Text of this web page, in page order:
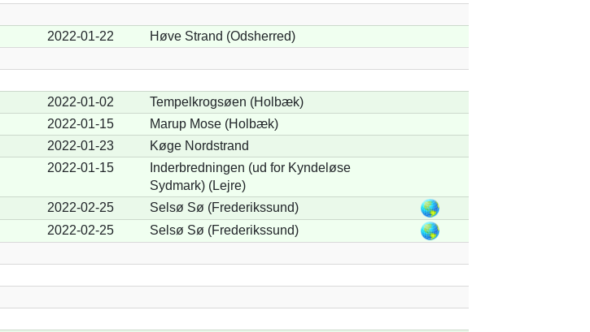
2022-01-22
Høve Strand (Odsherred)
2022-01-02
Tempelkrogsøen (Holbæk)
2022-01-15
Marup Mose (Holbæk)
2022-01-23
Køge Nordstrand
2022-01-15
Inderbredningen (ud for Kyndeløse
Sydmark) (Lejre)
2022-02-25
Selsø Sø (Frederikssund)
2022-02-25
Selsø Sø (Frederikssund)